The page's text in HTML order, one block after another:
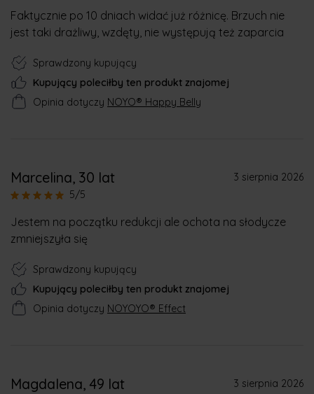
Faktycznie po 10 dniach widać już różnicę. Brzuch nie
jest taki drażliwy, wzdęty, nie występują też zaparcia
Sprawdzony kupujący
Kupujący poleciłby ten produkt znajomej
Opinia dotyczy NOYO® Happy Belly
Marcelina, 30 lat
3 sierpnia 2026
5/5
Jestem na początku redukcji ale ochota na słodycze
zmniejszyła się
Sprawdzony kupujący
Kupujący poleciłby ten produkt znajomej
Opinia dotyczy NOYOYO® Effect
Magdalena, 49 lat
3 sierpnia 2026